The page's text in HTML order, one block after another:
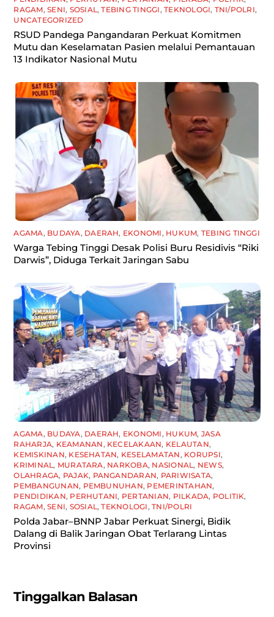
RAGAM,SENI, SOSIAL ,TEBING TINGGI ,TEKNOLOGI, TNI/POLRI,
UNCATEGORIZED
RSUD Pandega Pangandaran Perkuat Komitmen
Mutu dan Keselamatan Pasien melalui Pemantauan
13 Indikator Nasional Mutu
AGAMA, BUDAYA, DAERAH, EKONOMI , HUKUM, TEBING TINGGI
Warga Tebing Tinggi Desak Polisi Buru Residivis “Riki
Darwis”, Diduga Terkait Jaringan Sabu
AGAMA, BUDAYA, DAERAH, EKONOMI , HUKUM, JASA
RAHARJA, KEAMANAN , KECELAKAAN, KELAUTAN,
KEMISKINAN, KESEHATAN, KESELAMATAN , KORUPSI,
KRIMINAL , MURATARA, NARKOBA, NASIONAL , NEWS,
OLAHRAGA, PAJAK, PANGANDARAN, PARIWISATA,
PEMBANGUNAN, PEMBUNUHAN, PEMERINTAHAN,
PENDIDIKAN, PERHUTANI, PERTANIAN, PILKADA, POLITIK,
RAGAM,SENI, SOSIAL ,TEKNOLOGI ,TNI/POLRI
Polda Jabar–BNNP Jabar Perkuat Sinergi, Bidik
Dalang di Balik Jaringan Obat Terlarang Lintas
Provinsi
Tinggalkan Balasan